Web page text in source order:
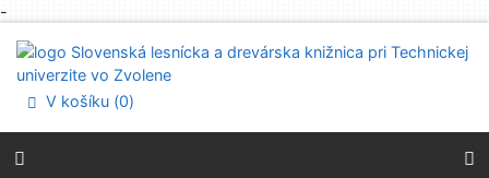
-
Prejsť na menu
Prehlásenie o webovej prístupnosti
V košíku (0)